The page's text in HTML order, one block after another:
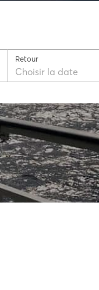
Retour
Choisir la date